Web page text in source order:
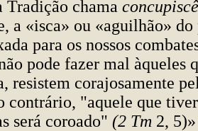
Tradição chama
a «isca» ou «aguilhão» do
para os nossos
pode fazer mal àqueles
resistem corajosamente
contrário, "aquele que
será coroado" (2 Tm 2,